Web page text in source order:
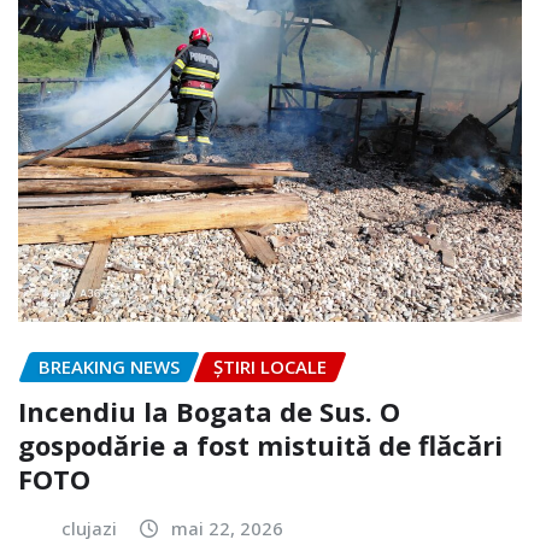
BREAKING NEWS ȘTIRI LOCALE
Incendiu la Bogata de Sus. O
gospodărie a fost mistuită de flăcări
FOTO
clujazi mai 22, 2026